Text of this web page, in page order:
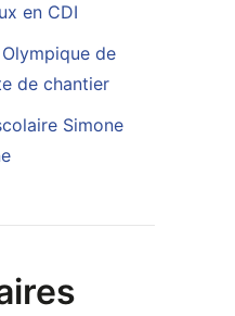
en CDI
de
de chantier
Simone